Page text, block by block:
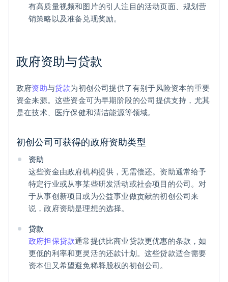
有高质量视频和图片的引人注目的活动页面、规划营
销策略以及准备兑现奖励。
政府资助与贷款
政府资助与贷款为初创公司提供了有别于风险资本的重要
资金来源。这些资金可为早期阶段的公司提供支持，尤其
是在技术、医疗保健和清洁能源等领域。
初创公司可获得的政府资助类型
资助
这些资金由政府机构提供，无需偿还。资助通常给予
特定行业或从事某些研发活动或社会项目的公司。对
于从事创新项目或为公益事业做贡献的初创公司来
说，政府资助是理想的选择。
贷款
政府担保贷款通常提供比商业贷款更优惠的条款，如
更低的利率和更灵活的还款计划。这些贷款适合需要
资本但又希望避免稀释股权的初创公司。